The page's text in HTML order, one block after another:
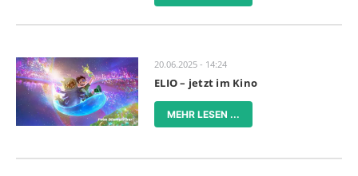
20.06.2025 - 14:24
ELIO – jetzt im Kino
MEHR LESEN ...